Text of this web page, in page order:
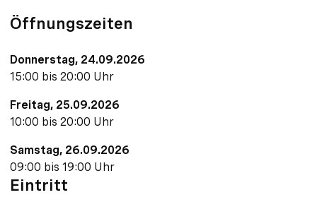
Öffnungszeiten
Donnerstag, 24.09.2026
15:00 bis 20:00 Uhr
Freitag, 25.09.2026
10:00 bis 20:00 Uhr
Samstag, 26.09.2026
09:00 bis 19:00 Uhr
Eintritt